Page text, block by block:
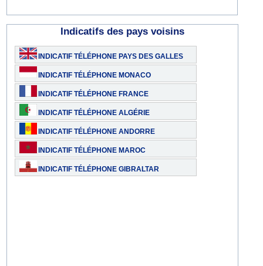
Indicatifs des pays voisins
INDICATIF TÉLÉPHONE PAYS DES GALLES
INDICATIF TÉLÉPHONE MONACO
INDICATIF TÉLÉPHONE FRANCE
INDICATIF TÉLÉPHONE ALGÉRIE
INDICATIF TÉLÉPHONE ANDORRE
INDICATIF TÉLÉPHONE MAROC
INDICATIF TÉLÉPHONE GIBRALTAR